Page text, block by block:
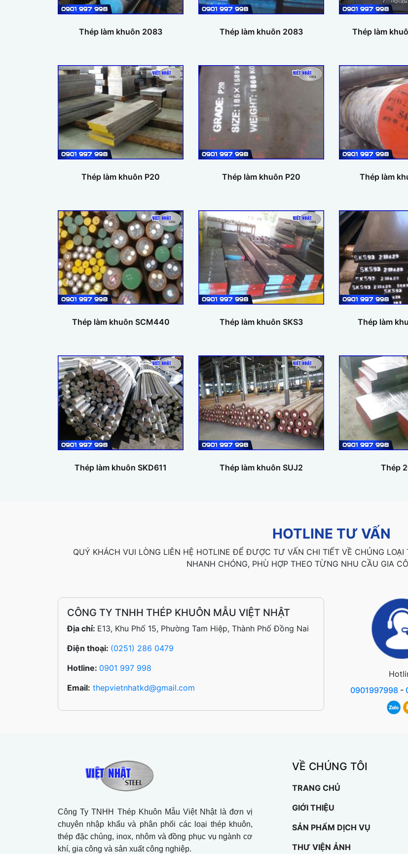
Thép làm khuôn 2083 Thép làm khuôn 2083 Thép làm
Thép làm khuôn P20 Thép làm khuôn P20 Thép làm
Thép làm khuôn SCM440 Thép làm khuôn SKS3 Thép làm
Thép làm khuôn SKD611 Thép làm khuôn SUJ2 Thép
HOTLINE TƯ VẤN
QUÝ KHÁCH VUI LÒNG LIÊN HỆ HOTLINE ĐỂ ĐƯỢC TƯ VẤN CHI TIẾT VỀ CHỦNG
NHANH CHÓNG, PHÙ HỢP THEO TỪNG NHU CẦU GIA
CÔNG TY TNHH THÉP KHUÔN MẪU VIỆT NHẬT
Địa chỉ: E13, Khu Phố 15, Phường Tam Hiệp, Thành Phố Đồng Nai
Điện thoại: (0251) 286 0479
Hotline: 0901 997 998
Email: thepvietnhatkd@gmail.com
0901997998-
Công Ty TNHH Thép Khuôn Mẫu Việt Nhật là đơn vị
chuyên nhập khẩu và phân phối các loại thép khuôn,
thép đặc chủng, inox, nhôm và đồng phục vụ ngành cơ
khí, gia công và sản xuất công nghiệp.
VỀ CHÚNG TÔI
TRANG CHỦ
GIỚI THIỆU
SẢN PHẨM DỊCH VỤ
THƯ VIỆN ẢNH